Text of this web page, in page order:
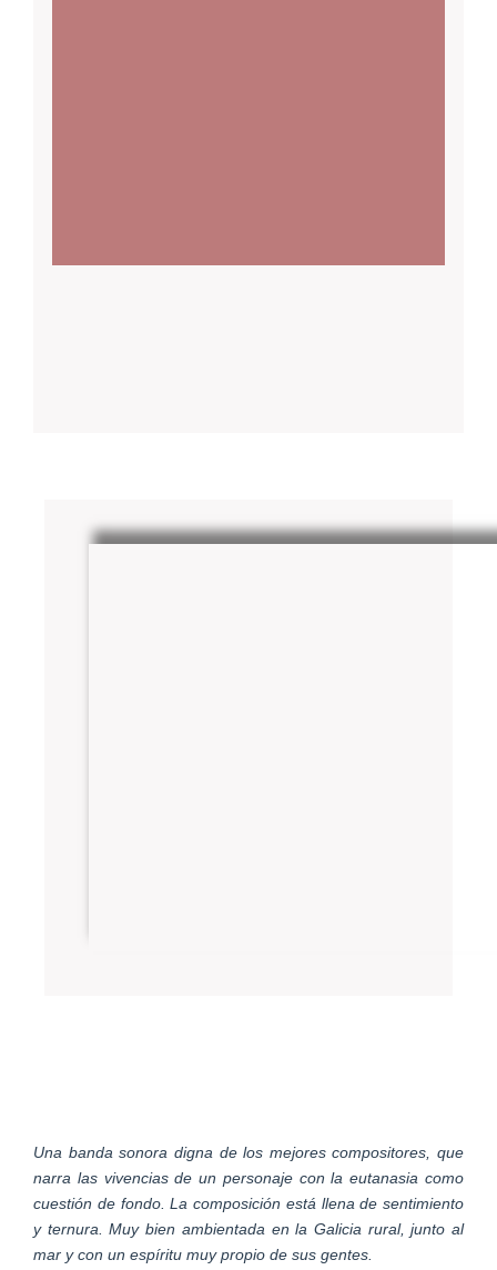
Una banda sonora digna de los mejores compositores, que
narra las vivencias de un personaje con la eutanasia como
cuestión de fondo. La composición está llena de sentimiento
y ternura. Muy bien ambientada en la Galicia rural, junto al
mar y con un espíritu muy propio de sus gentes.